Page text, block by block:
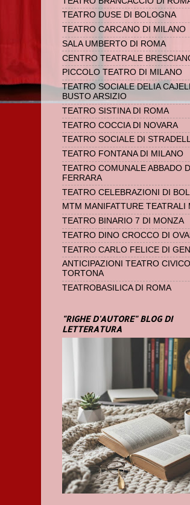
TEATRO DUSE DI BOLOGNA
TEATRO CARCANO DI MILANO
SALA UMBERTO DI ROMA
CENTRO TEATRALE
PICCOLO TEATRO DI MILANO
TEATRO SOCIALE DELIA
BUSTO ARSIZIO
TEATRO SISTINA DI ROMA
TEATRO COCCIA DI NOVARA
TEATRO SOCIALE DI
TEATRO FONTANA DI MILANO
TEATRO COMUNALE ABBADO DI
FERRARA
TEATRO CELEBRAZIONI DI
MTM MANIFATTURE TEATRALI
TEATRO BINARIO 7 DI MONZA
TEATRO DINO CROCCO DI
TEATRO CARLO FELICE DI
ANTICIPAZIONI TEATRO CIVICO
TORTONA
TEATROBASILICA DI ROMA
"RIGHE D'AUTORE" BLOG DI
LETTERATURA